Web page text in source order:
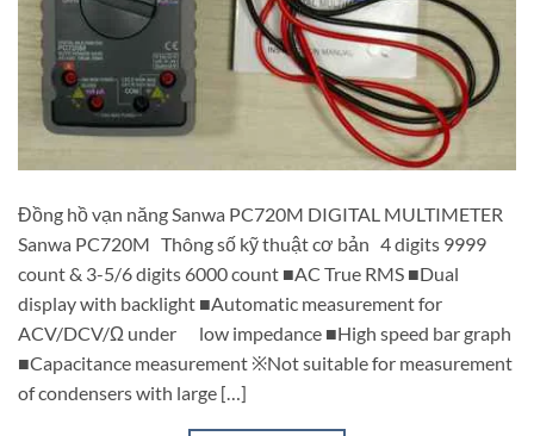
Đồng hồ vạn năng Sanwa PC720M DIGITAL MULTIMETER
Sanwa PC720M Thông số kỹ thuật cơ bản 4 digits 9999
count & 3-5/6 digits 6000 count ■AC True RMS ■Dual
display with backlight ■Automatic measurement for
ACV/DCV/Ω under low impedance ■High speed bar graph
■Capacitance measurement ※Not suitable for measurement
of condensers with large […]